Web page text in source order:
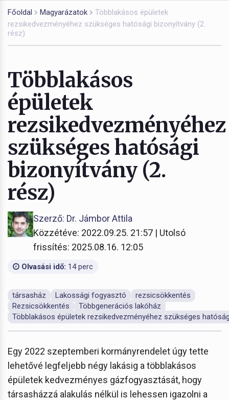
Főoldal Magyarázatok
Többlakásos épületek
rezsikedvezményéhez szükséges hatósági bizonyítvány (2.
rész)
Többlakásos
épületek
rezsikedvezményéhez
szükséges hatósági
bizonyítvány (2.
rész)
Szerző: Dr. Jámbor Attila
Közzétéve: 2022.09.25. 21:57 | Utolsó
frissítés: 2025.08.16. 12:05
Olvasási idő: 14 perc
társasház Lakossági fogyasztó
rezsicsökkentés
Rezsicsökkentés
Többgenerációs lakóház
Többlakásos épületek rezsikedvezményéhez szükséges
Egy 2022 szeptemberi kormányrendelet úgy tette
lehetővé legfeljebb négy lakásig a többlakásos
épületek kedvezményes gázfogyasztását, hogy
társasházzá alakulás nélkül is lehessen igazolni a